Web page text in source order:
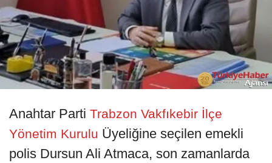
Anahtar Parti Trabzon Vakfıkebir İlçe
Yönetim Kurulu Üyeliğine seçilen emekli
polis Dursun Ali Atmaca, son zamanlarda